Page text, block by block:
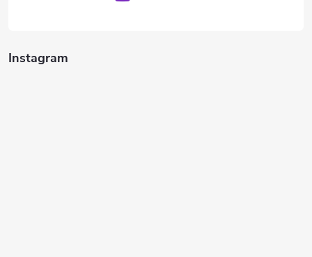
Instagram